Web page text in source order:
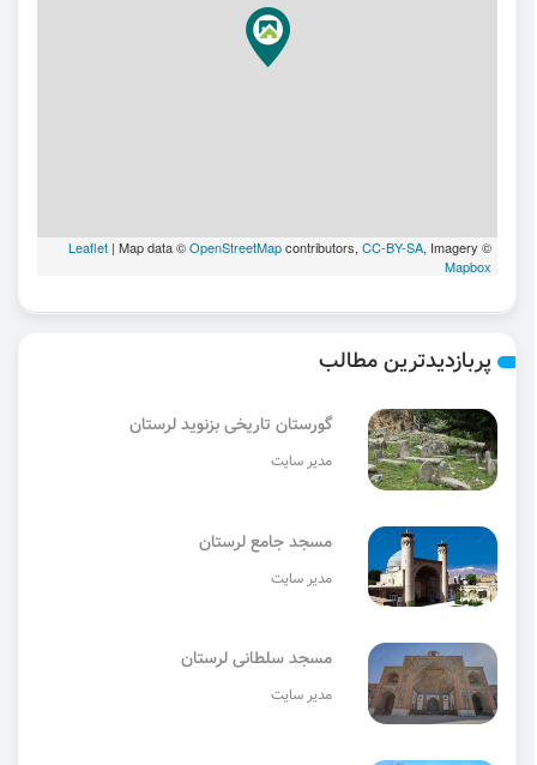
Leaflet | Map data ©OpenStreetMapcontributors, CC-BY-SA, Imagery ©
Mapbox
پربازدیدترین مطالب
گورستان تاریخی بزنوید لرستان
مدیر سایت
مسجد جامع لرستان
مدیر سایت
مسجد سلطانی لرستان
مدیر سایت